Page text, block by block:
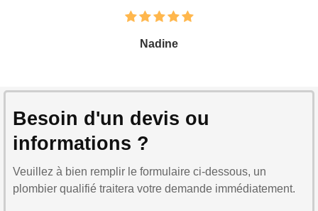
Nadine
Besoin d'un devis ou
informations ?
Veuillez à bien remplir le formulaire ci-dessous, un
plombier qualifié traitera votre demande immédiatement.